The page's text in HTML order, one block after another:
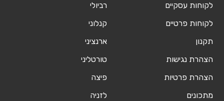
לקוחות עסקיים
לקוחות פרטיים
תקנון
הצהרת נגישות
הצהרת פרטיות
מתכונים
רביולי
קנלוני
ארנציני
טורטליני
פיצה
לזניה